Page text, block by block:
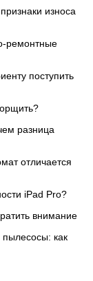
износа
ремонтные
поступить
разница
отличается
iPad Pro?
внимание
как